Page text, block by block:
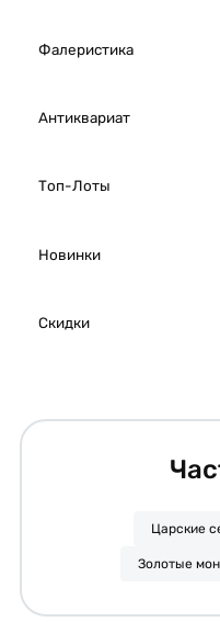
Фалеристика
Антиквариат
Топ-Лоты
Новинки
Скидки
Царские
Золотые